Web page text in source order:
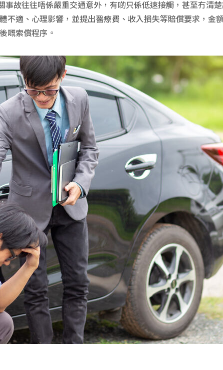
事故往往唔係嚴重交通意外，有啲只係低速接觸，甚至冇清
不適、心理影響，並提出醫療費、收入損失等賠償要求，金
嘅索償程序。